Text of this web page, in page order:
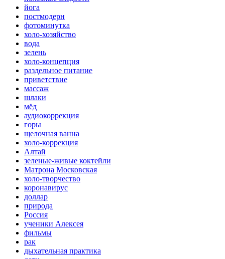
йога
постмодерн
фотоминутка
холо-хозяйство
вода
зелень
холо-концепция
раздельное питание
приветствие
массаж
шлаки
мёд
аудиокоррекция
горы
щелочная ванна
холо-коррекция
Алтай
зеленые-живые коктейли
Матрона Московская
холо-творчество
коронавирус
доллар
природа
Россия
ученики Алексея
фильмы
рак
дыхательная практика